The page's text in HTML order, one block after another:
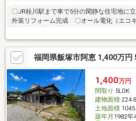
〇JR桂川駅まで車で5分の閑静な住宅地に
外装リフォーム完成 〇オール電化（エコキ
福岡県飯塚市阿恵 1,400万円
1,400万円
間取り 5LDK
建物面積
土地面積
築年月 1982年